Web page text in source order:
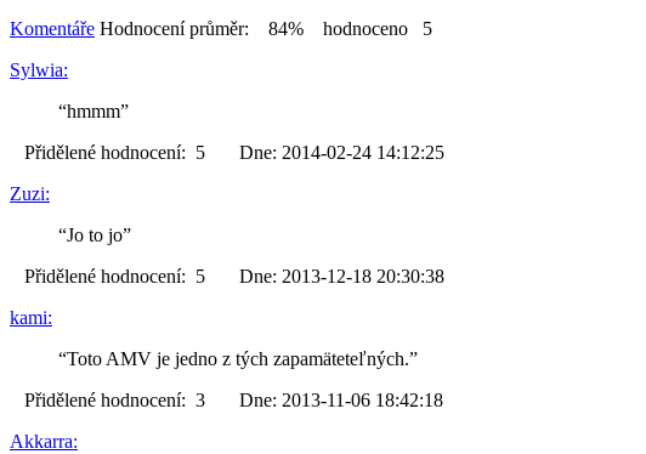
Komentáře Hodnocení průměr: 84% hodnoceno 5
Sylwia:
“hmmm”
Přidělené hodnocení: 5 Dne: 2014-02-24 14:12:25
Zuzi:
“Jo to jo”
Přidělené hodnocení: 5 Dne: 2013-12-18 20:30:38
kami:
“Toto AMV je jedno z tých zapamäteteľných.”
Přidělené hodnocení: 3 Dne: 2013-11-06 18:42:18
Akkarra: